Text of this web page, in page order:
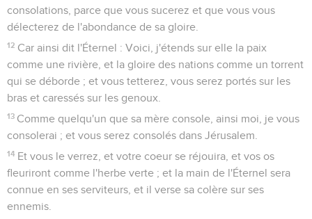
consolations, parce que vous sucerez et que vous vous
délecterez de l'abondance de sa gloire.
12 Car ainsi dit l'Éternel : Voici, j'étends sur elle la paix
comme une rivière, et la gloire des nations comme un torrent
qui se déborde ; et vous tetterez, vous serez portés sur les
bras et caressés sur les genoux.
13 Comme quelqu'un que sa mère console, ainsi moi, je vous
consolerai ; et vous serez consolés dans Jérusalem.
14 Et vous le verrez, et votre coeur se réjouira, et vos os
fleuriront comme l'herbe verte ; et la main de l'Éternel sera
connue en ses serviteurs, et il verse sa colère sur ses
ennemis.